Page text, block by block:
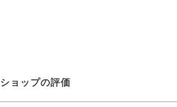
ショップの評価